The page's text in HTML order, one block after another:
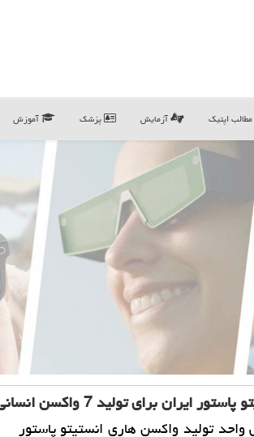
مطالب اپتیك آزمایش پزشک آموزش
ایران برای تولید 7 واكسن انسانی
تولید واكسن هاری انستیتو پاستور